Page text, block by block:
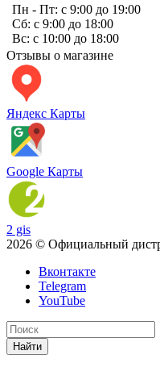
Пн - Пт: с 9:00 до 19:00
Сб: с 9:00 до 18:00
Вс: с 10:00 до 18:00
Отзывы о магазине
Яндекс Карты
Google Карты
2 gis
2026 © Официальный
Вконтакте
Telegram
YouTube
Найти